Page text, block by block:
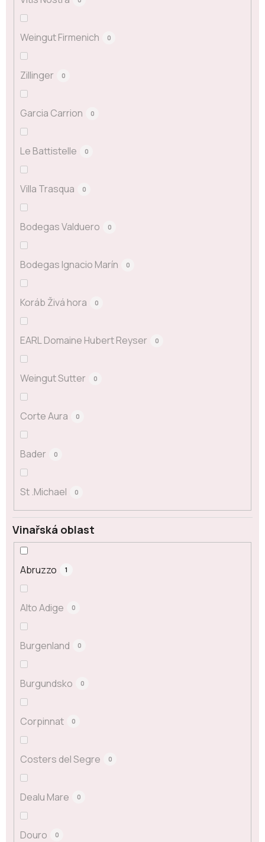
Weingut Firmenich 0
Zillinger 0
Garcia Carrion 0
Le Battistelle 0
Villa Trasqua 0
Bodegas Valduero 0
Bodegas Ignacio Marín 0
Koráb Živá hora 0
EARL Domaine Hubert Reyser 0
Weingut Sutter 0
Corte Aura 0
Bader 0
St .Michael 0
Vinařská oblast
Abruzzo 1
Alto Adige 0
Burgenland 0
Burgundsko 0
Corpinnat 0
Costers del Segre 0
Dealu Mare 0
Douro 0